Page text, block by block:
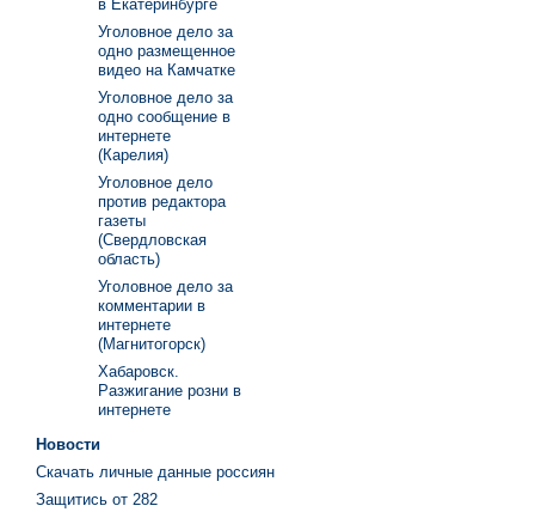
в Екатеринбурге
Уголовное дело за
одно размещенное
видео на Камчатке
Уголовное дело за
одно сообщение в
интернете
(Карелия)
Уголовное дело
против редактора
газеты
(Свердловская
область)
Уголовное дело за
комментарии в
интернете
(Магнитогорск)
Хабаровск.
Разжигание розни в
интернете
Новости
Скачать личные данные россиян
Защитись от 282